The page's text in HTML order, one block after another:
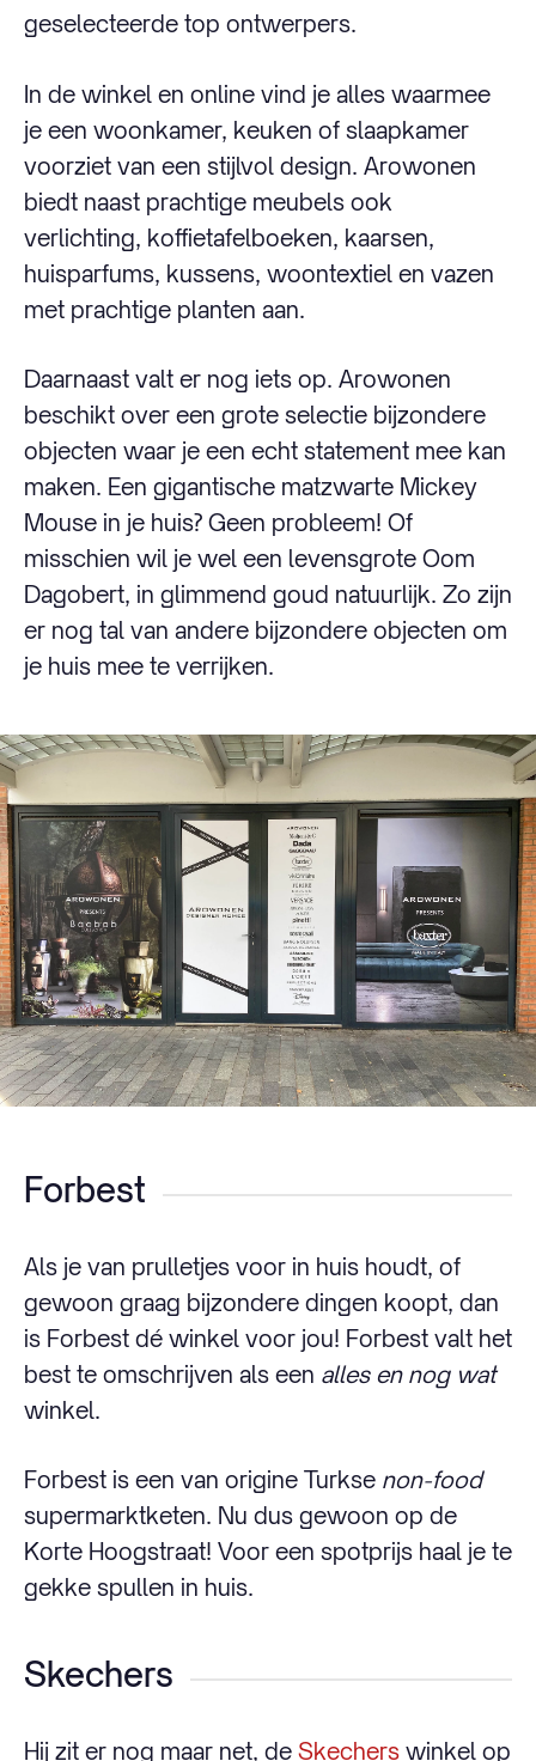
geselecteerde top ontwerpers.
In de winkel en online vind je alles waarmee
je een woonkamer, keuken of slaapkamer
voorziet van een stijlvol design. Arowonen
biedt naast prachtige meubels ook
verlichting, koffietafelboeken, kaarsen,
huisparfums, kussens, woontextiel en vazen
met prachtige planten aan.
Daarnaast valt er nog iets op. Arowonen
beschikt over een grote selectie bijzondere
objecten waar je een echt statement mee kan
maken. Een gigantische matzwarte Mickey
Mouse in je huis? Geen probleem! Of
misschien wil je wel een levensgrote Oom
Dagobert, in glimmend goud natuurlijk. Zo zijn
er nog tal van andere bijzondere objecten om
je huis mee te verrijken.
Forbest
Als je van prulletjes voor in huis houdt, of
gewoon graag bijzondere dingen koopt, dan
is Forbest dé winkel voor jou! Forbest valt het
best te omschrijven als een alles en nog wat
winkel.
Forbest is een van origine Turkse non-food
supermarktketen. Nu dus gewoon op de
Korte Hoogstraat! Voor een spotprijs haal je te
gekke spullen in huis.
Skechers
Hij zit er nog maar net, de Skechers winkel op